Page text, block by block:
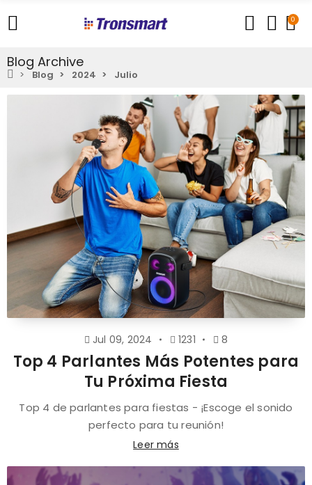
0
Blog Archive
Blog 2024 Julio
Jul 09, 2024 1231 8
Top 4 Parlantes Más Potentes para
Tu Próxima Fiesta
Top 4 de parlantes para fiestas - ¡Escoge el sonido
perfecto para tu reunión!
Leer más